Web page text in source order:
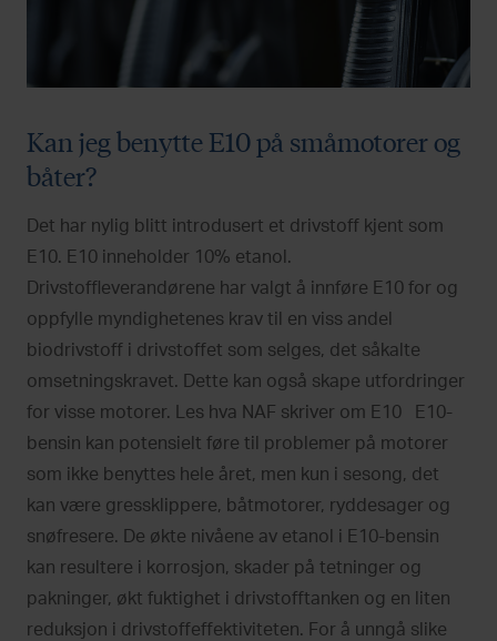
Kan jeg benytte E10 på småmotorer og
båter?
Det har nylig blitt introdusert et drivstoff kjent som
E10. E10 inneholder 10% etanol.
Drivstoffleverandørene har valgt å innføre E10 for og
oppfylle myndighetenes krav til en viss andel
biodrivstoff i drivstoffet som selges, det såkalte
omsetningskravet. Dette kan også skape utfordringer
for visse motorer. Les hva NAF skriver om E10 E10-
bensin kan potensielt føre til problemer på motorer
som ikke benyttes hele året, men kun i sesong, det
kan være gressklippere, båtmotorer, ryddesager og
snøfresere. De økte nivåene av etanol i E10-bensin
kan resultere i korrosjon, skader på tetninger og
pakninger, økt fuktighet i drivstofftanken og en liten
reduksjon i drivstoffeffektiviteten. For å unngå slike